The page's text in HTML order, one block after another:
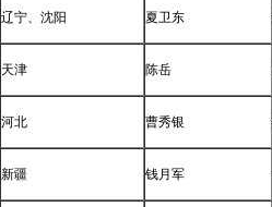
辽宁、沈阳 夏卫东
天津 陈岳
河北 曹秀银
新疆 钱月军